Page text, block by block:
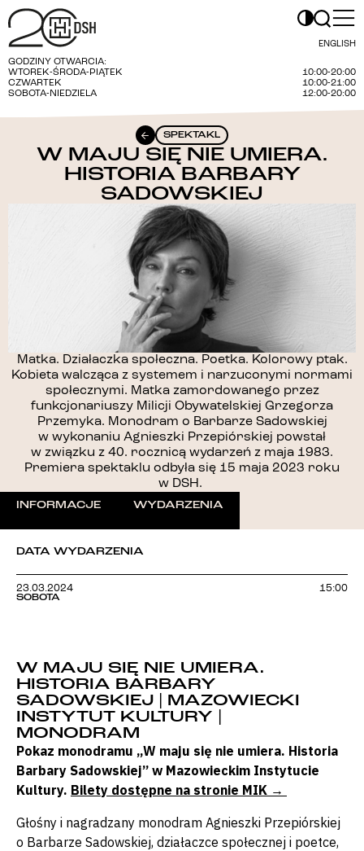
ENGLISH
GODZINY OTWARCIA:
WTOREK-ŚRODA-PIĄTEK
10:00-20:00
CZWARTEK
10:00-21:00
SOBOTA-NIEDZIELA
12:00-20:00
SPEKTAKL
W MAJU SIĘ NIE UMIERA.
HISTORIA BARBARY
SADOWSKIEJ
Matka. Działaczka społeczna. Poetka. Kolorowy ptak.
Kobieta walcząca z systemem i narzuconymi normami
społecznymi. Matka zamordowanego przez
funkcjonariuszy Milicji Obywatelskiej Grzegorza
Przemyka. Monodram o Barbarze Sadowskiej
w wykonaniu Agnieszki Przepiórskiej powstał
w związku z 40. rocznicą wydarzeń z maja 1983.
Premiera spektaklu odbyła się 15 maja 2023 roku
w DSH.
INFORMACJE
WYDARZENIA
DATA WYDARZENIA
23.03.2024
SOBOTA
15:00
W MAJU SIĘ NIE UMIERA.
HISTORIA BARBARY
SADOWSKIEJ | MAZOWIECKI
INSTYTUT KULTURY |
MONODRAM
Pokaz monodramu „W maju się nie umiera. Historia
Barbary Sadowskiej” w Mazowieckim Instytucie
Kultury. Bilety dostępne na stronie MIK →
Głośny i nagradzany monodram Agnieszki Przepiórskiej
o Barbarze Sadowskiej, działaczce społecznej i poetce,